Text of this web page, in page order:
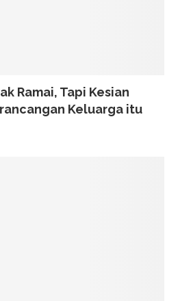
Ramai, Tapi Kesian
Keluarga itu